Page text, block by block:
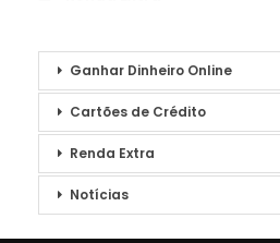
Ganhar Dinheiro Online
Cartões de Crédito
Renda Extra
Notícias